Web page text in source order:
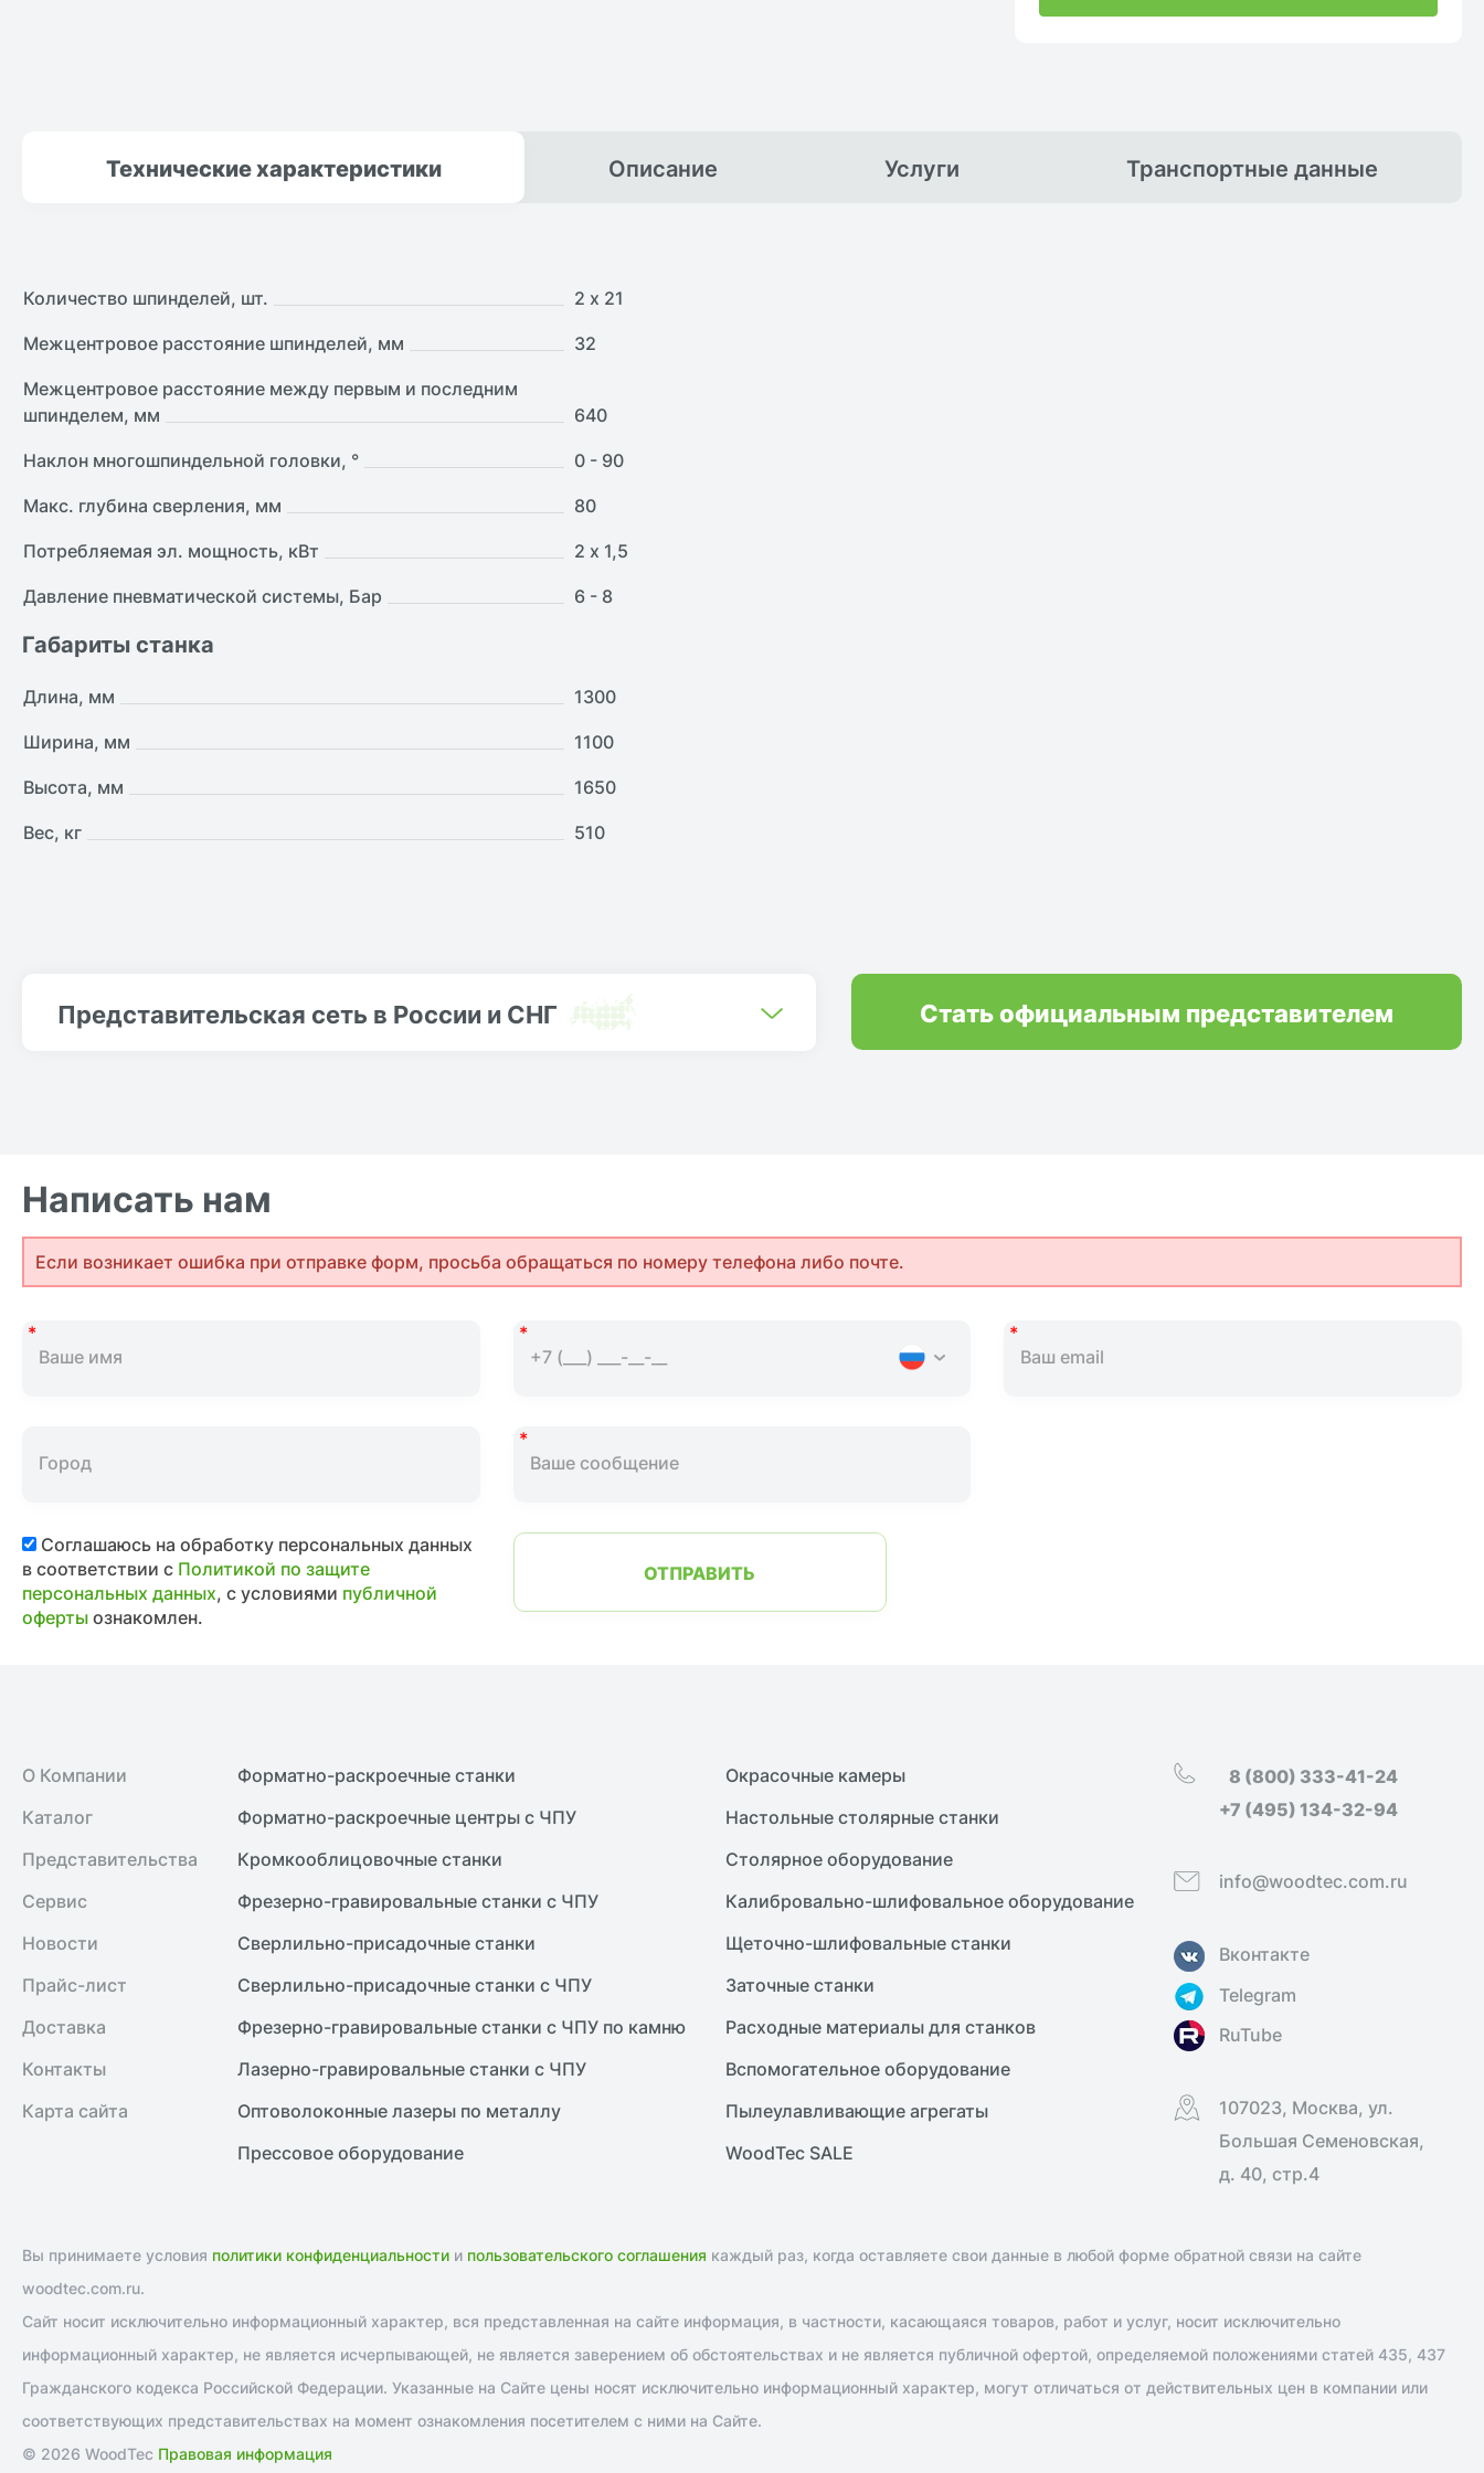
Техническиехарактеристики Описание Услуги Транспортные данные
Количество шпинделей, шт.
2 х 21
Межцентровое расстояние шпинделей, мм
32
Межцентровое расстояние между первым и последним
шпинделем, мм
640
Наклон многошпиндельной головки, °
0 - 90
Макс. глубина сверления, мм
80
Потребляемая эл. мощность, кВт
2 х 1,5
Давление пневматической системы, Бар
6 - 8
Габариты станка
Длина, мм
1300
Ширина, мм
1100
Высота, мм
1650
Вес, кг
510
Представительская сеть в России и СНГ Стать официальным представителем
Написать нам
Если возникает ошибка при отправке форм, просьба обращаться по номеру телефона либо почте.
Соглашаюсь на обработку персональных данных
в соответствии с Политикой по защите
персональных данных, с условиями публичной
офертыознакомлен.
ОТПРАВИТЬ
О Компании
Каталог
Представительства
Сервис
Новости
Прайс-лист
Доставка
Контакты
Карта сайта
Форматно-раскроечные станки
Форматно-раскроечные центры с ЧПУ
Кромкооблицовочные cтанки
Фрезерно-гравировальные станки с ЧПУ
Сверлильно-присадочные станки
Сверлильно-присадочные станки с ЧПУ
Фрезерно-гравировальные станки с ЧПУ по камню
Лазерно-гравировальные станки с ЧПУ
Оптоволоконные лазеры по металлу
Прессовое оборудование
Окрасочные камеры
Настольные столярные станки
Столярное оборудование
Калибровально-шлифовальное оборудование
Щеточно-шлифовальные станки
Заточные станки
Расходные материалы для станков
Вспомогательное оборудование
Пылеулавливающие агрегаты
WoodTec SALE
8 (800) 333-41-24
+7 (495) 134-32-94
info@woodtec.com.ru
Вконтакте
Telegram
RuTube
107023, Москва, ул.
Большая Семеновская,
д. 40, стр.4
Вы принимаете условия политики конфиденциальности и пользовательского соглашения каждый раз, когда оставляете свои данные в любой форме обратной связи на сайте
woodtec.com.ru.
Сайт носит исключительно информационный характер, вся представленная на сайте информация, в частности, касающаяся товаров, работ и услуг, носит исключительно
информационный характер, не является исчерпывающей, не является заверением об обстоятельствах и не является публичной офертой, определяемой положениями статей 435, 437
Гражданского кодекса Российской Федерации. Указанные на Сайте цены носят исключительно информационный характер, могут отличаться от действительных цен в компании или
соответствующих представительствах на момент ознакомления посетителем с ними на Сайте.
© 2026 WoodTec Правовая информация